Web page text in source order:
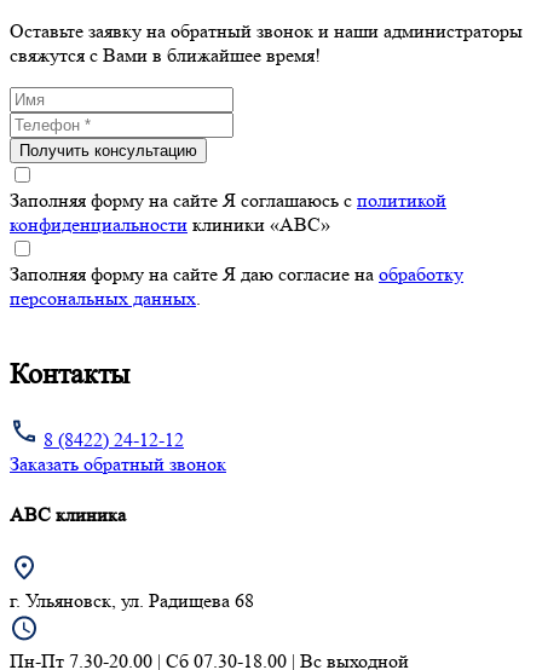
Оставьте заявку на обратный звонок и наши администраторы
свяжутся с Вами в ближайшее время!
Получить консультацию
Заполняя форму на сайте Я соглашаюсь с политикой
конфиденциальности клиники «ABC»
Заполняя форму на сайте Я даю согласие на обработку
персональных данных
Контакты
8 (8422) 24-12-12
Заказать обратный звонок
АВС клиника
г. Ульяновск, ул. Радищева 68
Пн-Пт 7.30-20.00 | Сб 07.30-18.00 | Вс выходной